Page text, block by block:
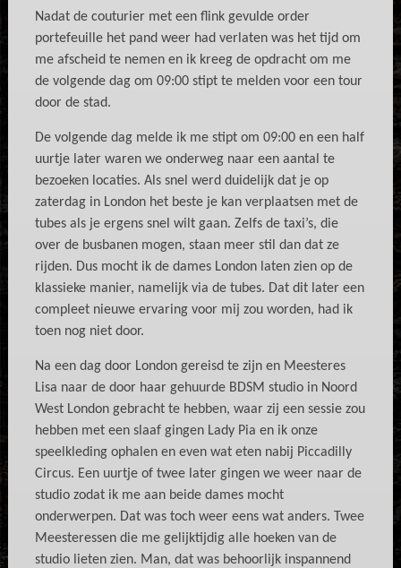
Nadat de couturier met een flink gevulde order
portefeuille het pand weer had verlaten was het tijd om
me afscheid te nemen en ik kreeg de opdracht om me
de volgende dag om 09:00 stipt te melden voor een tour
door de stad.
De volgende dag melde ik me stipt om 09:00 en een half
uurtje later waren we onderweg naar een aantal te
bezoeken locaties. Als snel werd duidelijk dat je op
zaterdag in London het beste je kan verplaatsen met de
tubes als je ergens snel wilt gaan. Zelfs de taxi’s, die
over de busbanen mogen, staan meer stil dan dat ze
rijden. Dus mocht ik de dames London laten zien op de
klassieke manier, namelijk via de tubes. Dat dit later een
compleet nieuwe ervaring voor mij zou worden, had ik
toen nog niet door.
Na een dag door London gereisd te zijn en Meesteres
Lisa naar de door haar gehuurde BDSM studio in Noord
West London gebracht te hebben, waar zij een sessie zou
hebben met een slaaf gingen Lady Pia en ik onze
speelkleding ophalen en even wat eten nabij Piccadilly
Circus. Een uurtje of twee later gingen we weer naar de
studio zodat ik me aan beide dames mocht
onderwerpen. Dat was toch weer eens wat anders. Twee
Meesteressen die me gelijktijdig alle hoeken van de
studio lieten zien. Man, dat was behoorlijk inspannend